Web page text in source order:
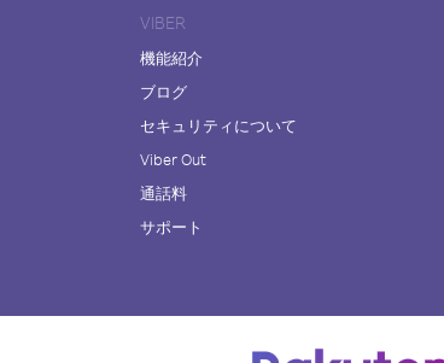
VIBER
機能紹介
ブログ
セキュリティについて
Viber Out
通話料
サポート